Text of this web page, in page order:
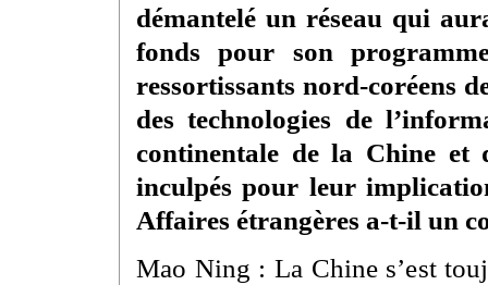
démantelé un réseau qui
fonds pour son
ressortissants nord-coréens
des technologies de
continentale de la Chine et
inculpés pour leur
Affaires étrangères a-t-il un
Mao Ning : La Chine s’est